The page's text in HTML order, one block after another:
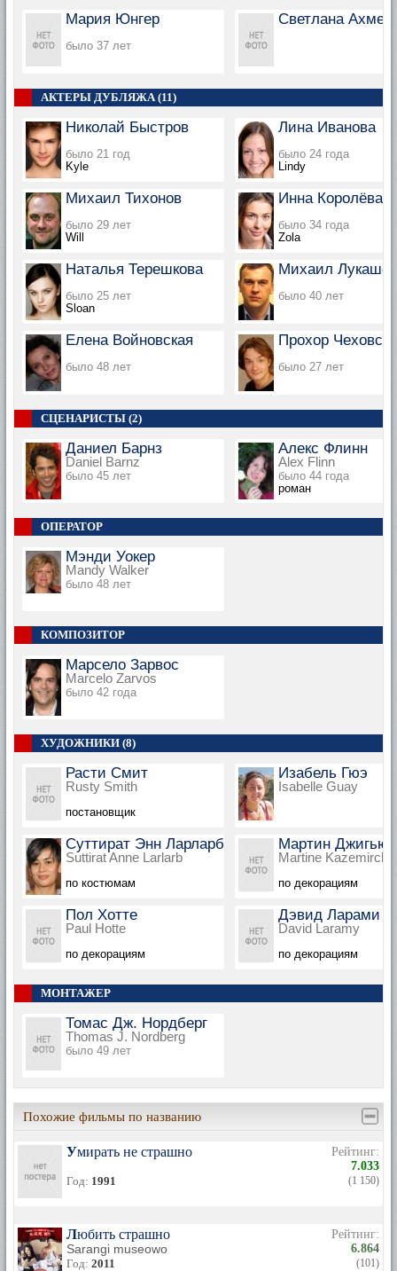
Мария Юнгер
было 37 лет
Светлана
АКТЕРЫ ДУБЛЯЖА (11)
Николай Быстров
было 21 год
Kyle
Лина Иванова
было 24 года
Lindy
Михаил Тихонов
было 29 лет
Will
Инна Королёва
было 34 года
Zola
Наталья Терешкова
было 25 лет
Sloan
Михаил Лукашов
было 40 лет
Елена Войновская
было 48 лет
Прохор
было 27 лет
СЦЕНАРИСТЫ (2)
Даниел Барнз
Daniel Barnz
было 45 лет
Алекс Флинн
Alex Flinn
было 44 года
роман
ОПЕРАТОР
Мэнди Уокер
Mandy Walker
было 48 лет
КОМПОЗИТОР
Марсело Зарвос
Marcelo Zarvos
было 42 года
ХУДОЖНИКИ (8)
Расти Смит
Rusty Smith
постановщик
Изабель Гюэ
Isabelle Guay
Суттират Энн Ларларб
Suttirat Anne Larlarb
по костюмам
Мартин
Martine
по декорациям
Пол Хотте
Paul Hotte
по декорациям
Дэвид Ларами
David Laramy
по декорациям
МОНТАЖЕР
Томас Дж. Нордберг
Thomas J. Nordberg
было 49 лет
Похожие фильмы по названию
Умирать не страшно
Год: 1991
Рейтинг:
7.033
(1 150)
Любить страшно
Sarangi museowo
Год: 2011
Рейтинг:
6.864
(101)